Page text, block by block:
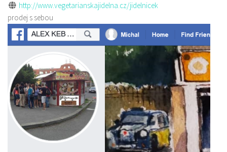
http://www.vegetarianskajidelna.cz/jidelnicek
prodej s sebou